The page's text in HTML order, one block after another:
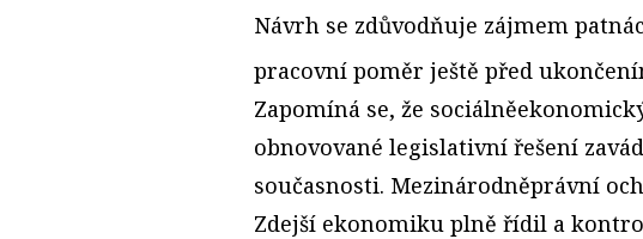
Návrh se zdůvodňuje zájmem
pracovní poměr ještě před
Zapomíná se, že
obnovované legislativní řešení
současnosti. Mezinárodněprávní
Zdejší ekonomiku plně řídil a